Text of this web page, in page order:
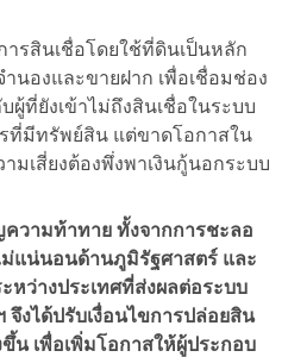
ารสินเชื่อโดยใช้ที่ดินเป็นหลัก
นองและขายฝาก เพื่อเชื่อมช่อง
ผู้ที่ยังเข้าไม่ถึงสินเชื่อในระบบ
ที่มีทรัพย์สิน แต่ขาดโอกาสใน
มเสี่ยงต้องพึ่งพาเงินกู้นอกระบบ
ความท้าทาย ทั้งจากการชะลอ
แน่นอนด้านภูมิรัฐศาสตร์ และ
หว่างประเทศที่ส่งผลต่อระบบ
จึงได้ปรับเงื่อนไขการปล่อยสิน
น เพื่อเพิ่มโอกาสให้ผู้ประกอบ